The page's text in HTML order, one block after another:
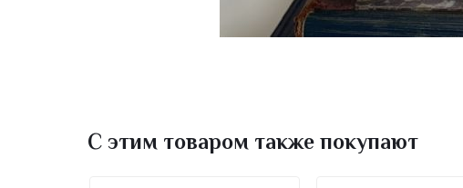
С этим товаром также покупают